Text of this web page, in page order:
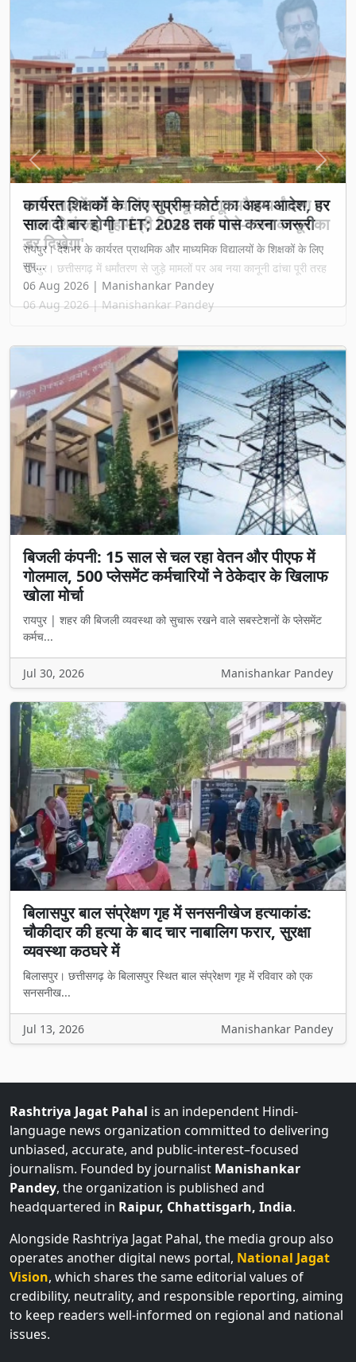
छत्तीसगढ़ में धर्म स्वातंत्र्य कानून लागू: अवैध धर्मांतरण पर
सख्त शिकंजा, गृह मंत्री विजय शर्मा बोले- 'अब कानून का
डर दिखेगा'
रायपुर। छत्तीसगढ़ में धर्मांतरण से जुड़े मामलों पर अब नया कानूनी ढांचा पूरी तरह
...
06 Aug 2026 | Manishankar Pandey
Previous Next
बिजली कंपनी: 15 साल से चल रहा वेतन और पीएफ में
गोलमाल, 500 प्लेसमेंट कर्मचारियों ने ठेकेदार के खिलाफ
खोला मोर्चा
रायपुर | शहर की बिजली व्यवस्था को सुचारू रखने वाले सबस्टेशनों के प्लेसमेंट
कर्मच...
Jul 30, 2026 Manishankar Pandey
बिलासपुर बाल संप्रेक्षण गृह में सनसनीखेज हत्याकांड:
चौकीदार की हत्या के बाद चार नाबालिग फरार, सुरक्षा
व्यवस्था कठघरे में
बिलासपुर। छत्तीसगढ़ के बिलासपुर स्थित बाल संप्रेक्षण गृह में रविवार को एक
सनसनीख...
Jul 13, 2026 Manishankar Pandey
Rashtriya Jagat Pahal is an independent Hindi-
language news organization committed to delivering
unbiased, accurate, and public-interest–focused
journalism. Founded by journalist Manishankar
Pandey, the organization is published and
headquartered in Raipur, Chhattisgarh, India.
Alongside Rashtriya Jagat Pahal, the media group also
operates another digital news portal, National Jagat
Vision, which shares the same editorial values of
credibility, neutrality, and responsible reporting, aiming
to keep readers well-informed on regional and national
issues.